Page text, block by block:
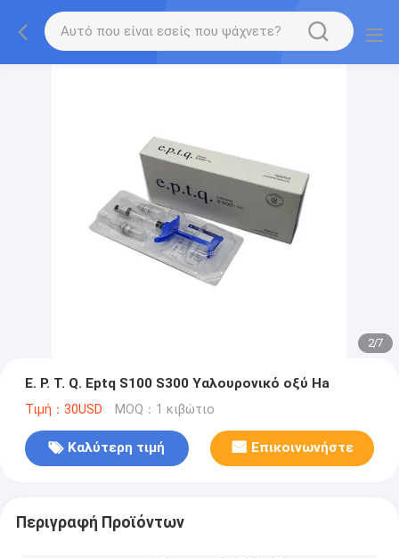
2/7
E. P. T. Q. Eptq S100 S300 Υαλουρονικό οξύ Ha
Τιμή：30USD MOQ：1 κιβώτιο
Καλύτερη τιμή Επικοινωνήστε
Περιγραφή Προϊόντων